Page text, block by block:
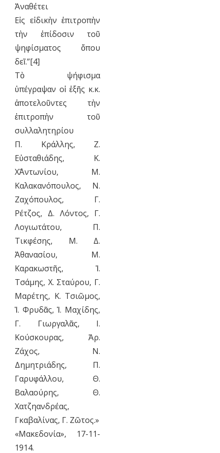
Ἀναθέτει
Εἰς εἰδικὴν ἐπιτροπὴν
τὴν ἐπίδοσιν τοῦ
ψηφίσματος ὅπου
δεῖ.”[4]
Τὸ ψήφισμα
ὑπέγραψαν οἱ ἑξῆς κ.κ.
ἀποτελοῦντες τὴν
ἐπιτροπὴν τοῦ
συλλαλητηρίου
Π. Κράλλης, Ζ.
Εὐσταθιάδης, Κ.
Χ΄΄Ἀντωνίου, Μ.
Καλακανόπουλος, Ν.
Ζαχόπουλος, Γ.
Ρέτζος, Δ. Λόντος, Γ.
Λογιωτάτου, Π.
Τικφέσης, Μ. Δ.
Ἀθανασίου, Μ.
Καρακωστῆς, Ἰ.
Τσάμης, Χ. Σταύρου, Γ.
Μαρέτης, Κ. Τσιῶμος,
Ἰ. Φρυδᾶς, Ἰ. Μαχίδης,
Γ. Γιωργαλᾶς, Ι.
Κούσκουρας, Ἀρ.
Ζάχος, Ν.
Δημητριάδης, Π.
Γαρυφάλλου, Θ.
Βαλαούρης, Θ.
Χατζηανδρέας,
Γκαβαλίνας, Γ. Ζῶτος.»
«Μακεδονία», 17-11-
1914.